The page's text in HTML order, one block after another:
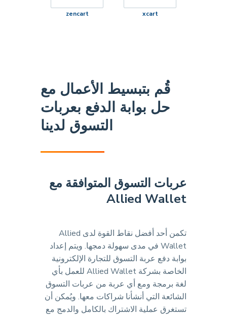
xcart
zencart
قُم بتبسيط الأعمال مع
حل بوابة الدفع بعربات
التسوق لدينا
عربات التسوق المتوافقة مع
Allied Wallet
تكمن أحد أفضل نقاط القوة لدى Allied
Wallet في مدى سهولة دمجها. ويتم إعداد
بوابة دفع عربة التسوق للتجارة الإلكترونية
الخاصة بشركة Allied Wallet للعمل بأي
لغة برمجة ومع أي عربة من عربات التسوق
الشائعة التي أنشأنا شراكات معها. ويُمكن أن
تستغرق عملية الاشتراك بالكامل والدمج مع